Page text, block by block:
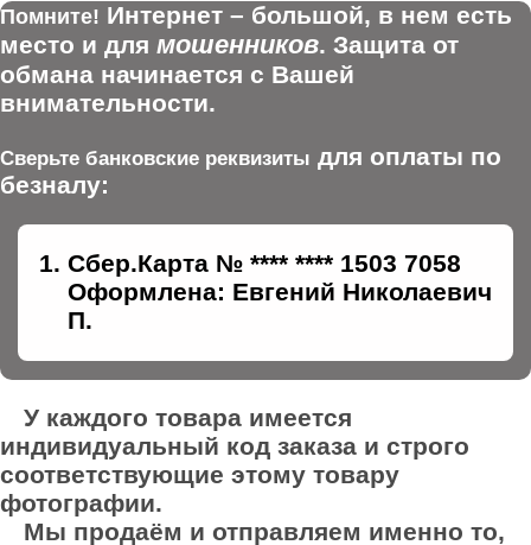
Помните! Интернет – большой, в нем есть
место и для мошенников. Защита от
обмана начинается с Вашей
внимательности.
Сверьте банковские реквизиты для оплаты по
безналу:
Сбер.Карта № **** **** 1503 7058
Оформлена: Евгений Николаевич
П.
У каждого товара имеется
индивидуальный код заказа и строго
соответствующие этому товару
фотографии.
Мы продаём и отправляем именно то,